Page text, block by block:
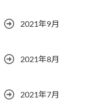
2021年9月
2021年8月
2021年7月